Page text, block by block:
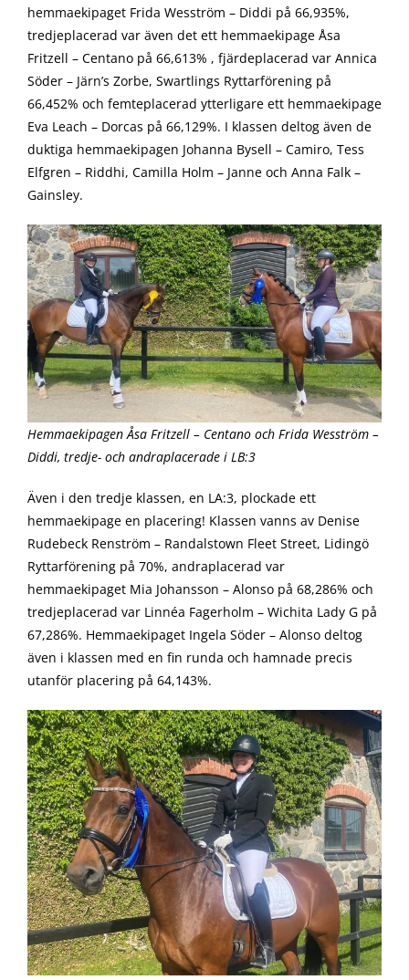
hemmaekipaget Frida Wesström – Diddi på 66,935%,
tredjeplacerad var även det ett hemmaekipage Åsa
Fritzell – Centano på 66,613% , fjärdeplacerad var Annica
Söder – Järn’s Zorbe, Swartlings Ryttarförening på
66,452% och femteplacerad ytterligare ett hemmaekipage
Eva Leach – Dorcas på 66,129%. I klassen deltog även de
duktiga hemmaekipagen Johanna Bysell – Camiro, Tess
Elfgren – Riddhi, Camilla Holm – Janne och Anna Falk –
Gainsley.
Hemmaekipagen Åsa Fritzell – Centano och Frida Wesström –
Diddi, tredje- och andraplacerade i LB:3
Även i den tredje klassen, en LA:3, plockade ett
hemmaekipage en placering! Klassen vanns av Denise
Rudebeck Renström – Randalstown Fleet Street, Lidingö
Ryttarförening på 70%, andraplacerad var
hemmaekipaget Mia Johansson – Alonso på 68,286% och
tredjeplacerad var Linnéa Fagerholm – Wichita Lady G på
67,286%. Hemmaekipaget Ingela Söder – Alonso deltog
även i klassen med en fin runda och hamnade precis
utanför placering på 64,143%.